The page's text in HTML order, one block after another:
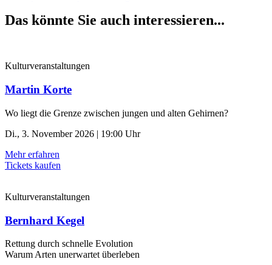
Das könnte Sie auch interessieren...
Kulturveranstaltungen
Martin Korte
Wo liegt die Grenze zwischen jungen und alten Gehirnen?
Di., 3. November 2026 | 19:00 Uhr
Mehr erfahren
Tickets kaufen
Kulturveranstaltungen
Bernhard Kegel
Rettung durch schnelle ­Evolution
Warum Arten unerwartet überleben